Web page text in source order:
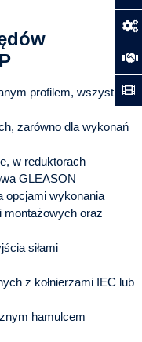
profilem, wszystkie
zarówno dla wykonań
w reduktorach
GLEASON
opcjami wykonania
montażowych oraz
siłami
z kołnierzami IEC lub
hamulcem